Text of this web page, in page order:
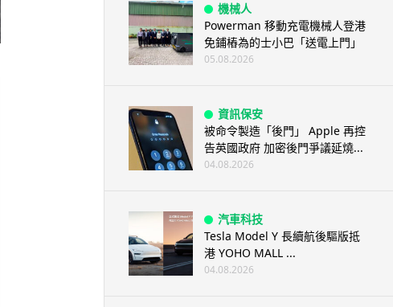
機械人
Powerman 移動充電機械人登港
免鋪樁為的士小巴「送電上門」
05.08.2026
資訊保安
被命令製造「後門」 Apple 再控
告英國政府 加密後門爭議延燒...
04.08.2026
汽車科技
Tesla Model Y 長續航後驅版抵
港 YOHO MALL ...
04.08.2026